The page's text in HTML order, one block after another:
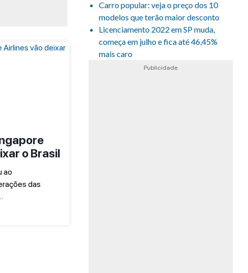
o Brasil
ao
das
Carro popular: veja o preço dos 10
modelos que terão maior desconto
Licenciamento 2022 em SP muda,
começa em julho e fica até 46,45%
mais caro
Publicidade